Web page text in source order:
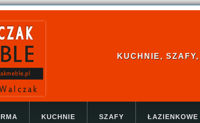
KUCHNIE,
KUCHNIE SZAFY ŁAZIENKOWE